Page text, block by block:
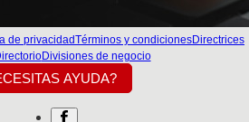
de privacidadTérminos y condicionesDirectrices
Divisiones de negocio
AYUDA?